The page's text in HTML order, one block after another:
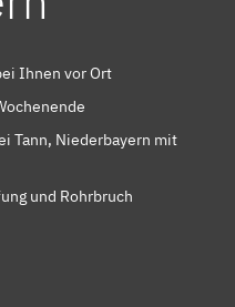
Ihnen vor Ort
Tann, Niederbayern mit
und Rohrbruch